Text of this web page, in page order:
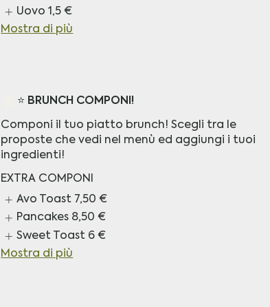
Uovo 1,5 €
Mostra di più
⭐️ BRUNCH COMPONI!
Componi il tuo piatto brunch! Scegli tra le
proposte che vedi nel menù ed aggiungi i tuoi
ingredienti!
EXTRA COMPONI
Avo Toast 7,50 €
Pancakes 8,50 €
Sweet Toast 6 €
Mostra di più